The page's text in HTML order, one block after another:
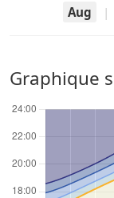
Aug
|
Graphique